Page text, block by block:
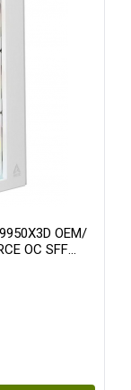
OEM/
OC SFF